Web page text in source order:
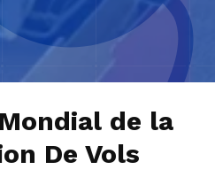
de la
De Vols